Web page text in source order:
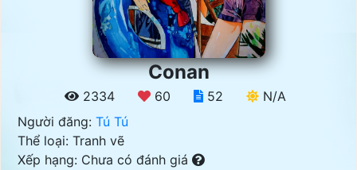
Conan
2334 60 52
N/A
Người đăng: Tú Tú
Thể loại: Tranh vẽ
Xếp hạng: Chưa có đánh giá